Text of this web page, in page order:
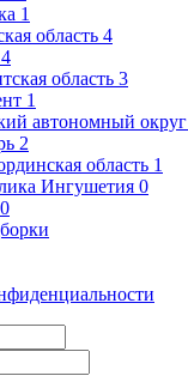
1
область 4
4
область 3
1
автономный округ
2
область 1
Ингушетия 0
0